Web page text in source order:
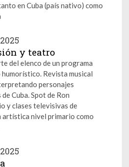
en Cuba (país nativo) como
y teatro
del elenco de un programa
Revista musical
personajes
Cuba. Spot de Ron
y clases televisivas de
artística nivel primario como